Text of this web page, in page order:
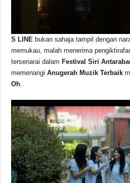
S LINE bukan sahaja tampil dengan
memukau, malah menerima
tersenarai dalam Festival Siri
memenangiAnugerah Muzik Terbaik
Oh